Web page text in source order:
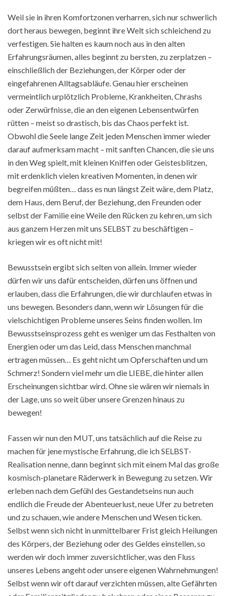
Weil sie in ihren Komfortzonen verharren, sich nur schwerlich
dort heraus bewegen, beginnt ihre Welt sich schleichend zu
verfestigen. Sie halten es kaum noch aus in den alten
Erfahrungsräumen, alles beginnt zu bersten, zu zerplatzen –
einschließlich der Beziehungen, der Körper oder der
eingefahrenen Alltagsabläufe. Genau hier erscheinen
vermeintlich urplötzlich Probleme, Krankheiten, Chrashs
oder Zerwürfnisse, die an den eigenen Lebensentwürfen
rütten – meist so drastisch, bis das Chaos perfekt ist.
Obwohl die Seele lange Zeit jeden Menschen immer wieder
darauf aufmerksam macht – mit sanften Chancen, die sie uns
in den Weg spielt, mit kleinen Kniffen oder Geistesblitzen,
mit erdenklich vielen kreativen Momenten, in denen wir
begreifen müßten… dass es nun längst Zeit wäre, dem Platz,
dem Haus, dem Beruf, der Beziehung, den Freunden oder
selbst der Familie eine Weile den Rücken zu kehren, um sich
aus ganzem Herzen mit uns SELBST zu beschäftigen –
kriegen wir es oft nicht mit!
Bewusstsein ergibt sich selten von allein. Immer wieder
dürfen wir uns dafür entscheiden, dürfen uns öffnen und
erlauben, dass die Erfahrungen, die wir durchlaufen etwas in
uns bewegen. Besonders dann, wenn wir Lösungen für die
vielschichtigen Probleme unseres Seins finden wollen. Im
Bewusstseinsprozess geht es weniger um das Festhalten von
Energien oder um das Leid, dass Menschen manchmal
ertragen müssen… Es geht nicht um Opferschaften und um
Schmerz! Sondern viel mehr um die LIEBE, die hinter allen
Erscheinungen sichtbar wird. Ohne sie wären wir niemals in
der Lage, uns so weit über unsere Grenzen hinaus zu
bewegen!
Fassen wir nun den MUT, uns tatsächlich auf die Reise zu
machen für jene mystische Erfahrung, die ich SELBST-
Realisation nenne, dann beginnt sich mit einem Mal das große
kosmisch-planetare Räderwerk in Bewegung zu setzen. Wir
erleben nach dem Gefühl des Gestandetseins nun auch
endlich die Freude der Abenteuerlust, neue Ufer zu betreten
und zu schauen, wie andere Menschen und Wesen ticken.
Selbst wenn sich nicht in unmittelbarer Frist gleich Heilungen
des Körpers, der Beziehung oder des Geldes einstellen, so
werden wir doch immer zuversichtlicher, was den Fluss
unseres Lebens angeht oder unsere eigenen Wahrnehmungen!
Selbst wenn wir oft darauf verzichten müssen, alte Gefährten